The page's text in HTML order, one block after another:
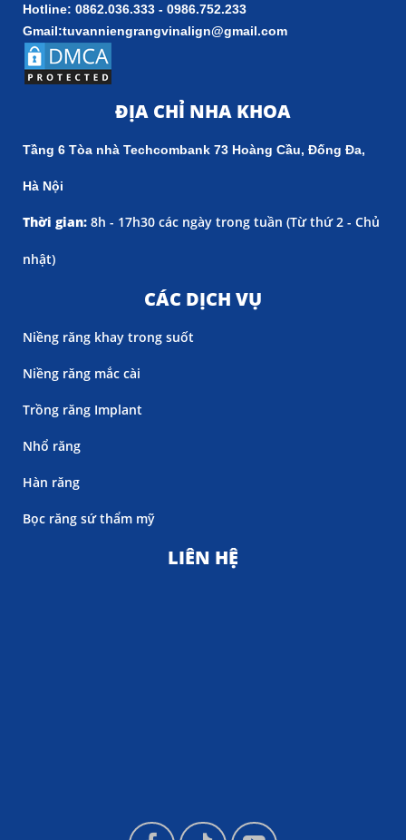
Hotline: 0862.036.333 - 0986.752.233
Gmail:tuvanniengrangvinalign@gmail.com
ĐỊA CHỈ NHA KHOA
Tầng 6 Tòa nhà Techcombank 73 Hoàng Cầu, Đống Đa,
Hà Nội
Thời gian: 8h - 17h30 các ngày trong tuần (Từ thứ 2 - Chủ
nhật)
CÁC DỊCH VỤ
Niềng răng khay trong suốt
Niềng răng mắc cài
Trồng răng Implant
Nhổ răng
Hàn răng
Bọc răng sứ thẩm mỹ
LIÊN HỆ